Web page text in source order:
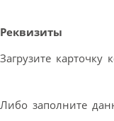
Реквизиты
Загрузите карточку
Либо заполните